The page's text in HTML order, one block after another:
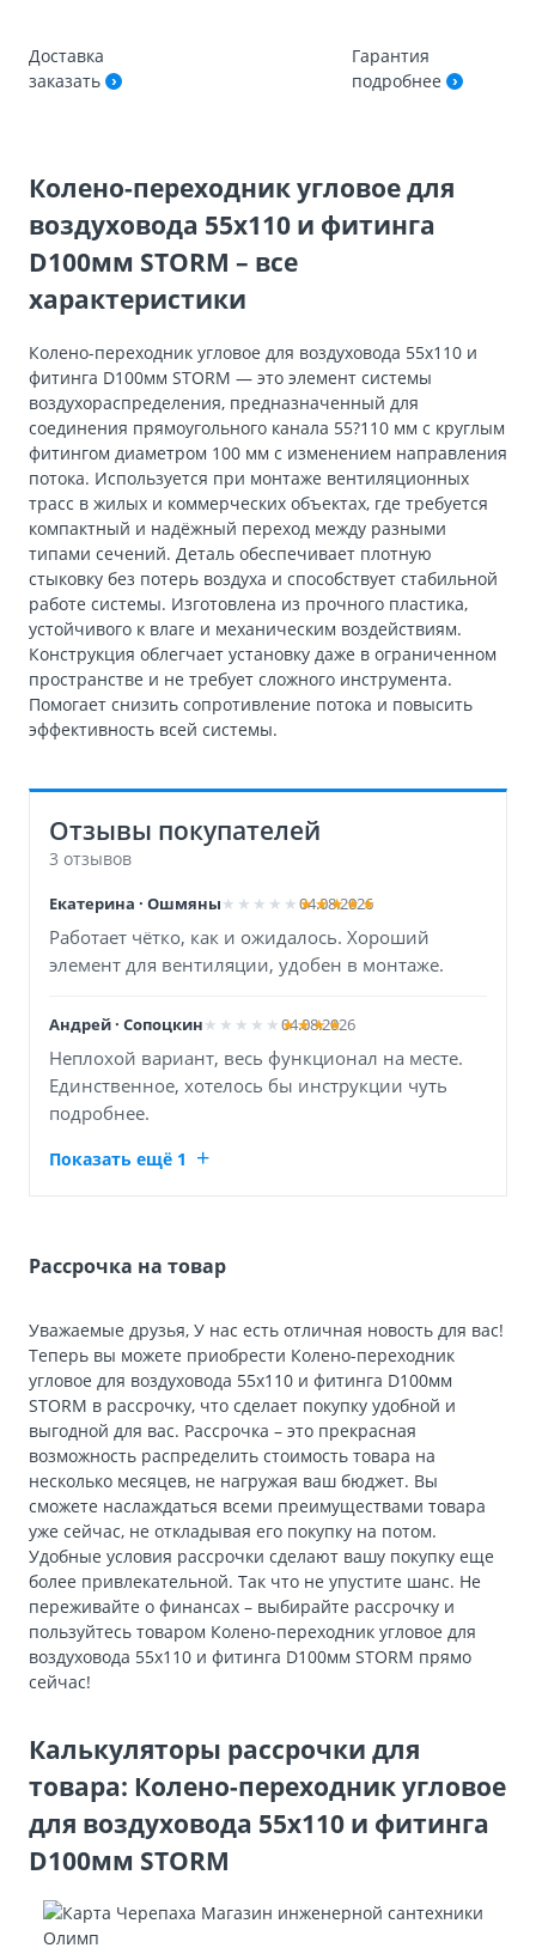
Доставка
заказать
Гарантия
подробнее
Колено-переходник угловое для
воздуховода 55х110 и фитинга
D100мм STORM – все
характеристики
Колено-переходник угловое для воздуховода 55х110 и
фитинга D100мм STORM — это элемент системы
воздухораспределения, предназначенный для
соединения прямоугольного канала 55?110 мм с круглым
фитингом диаметром 100 мм с изменением направления
потока. Используется при монтаже вентиляционных
трасс в жилых и коммерческих объектах, где требуется
компактный и надёжный переход между разными
типами сечений. Деталь обеспечивает плотную
стыковку без потерь воздуха и способствует стабильной
работе системы. Изготовлена из прочного пластика,
устойчивого к влаге и механическим воздействиям.
Конструкция облегчает установку даже в ограниченном
пространстве и не требует сложного инструмента.
Помогает снизить сопротивление потока и повысить
эффективность всей системы.
Отзывы покупателей
3 отзывов
Екатерина · Ошмяны 04.08.2026
Работает чётко, как и ожидалось. Хороший
элемент для вентиляции, удобен в монтаже.
Андрей · Сопоцкин 04.08.2026
Неплохой вариант, весь функционал на месте.
Единственное, хотелось бы инструкции чуть
подробнее.
Показать ещё 1
Рассрочка на товар
Уважаемые друзья, У нас есть отличная новость для вас!
Теперь вы можете приобрести Колено-переходник
угловое для воздуховода 55х110 и фитинга D100мм
STORM в рассрочку, что сделает покупку удобной и
выгодной для вас. Рассрочка – это прекрасная
возможность распределить стоимость товара на
несколько месяцев, не нагружая ваш бюджет. Вы
сможете наслаждаться всеми преимуществами товара
уже сейчас, не откладывая его покупку на потом.
Удобные условия рассрочки сделают вашу покупку еще
более привлекательной. Так что не упустите шанс. Не
переживайте о финансах – выбирайте рассрочку и
пользуйтесь товаром Колено-переходник угловое для
воздуховода 55х110 и фитинга D100мм STORM прямо
сейчас!
Калькуляторы рассрочки для
товара: Колено-переходник угловое
для воздуховода 55х110 и фитинга
D100мм STORM